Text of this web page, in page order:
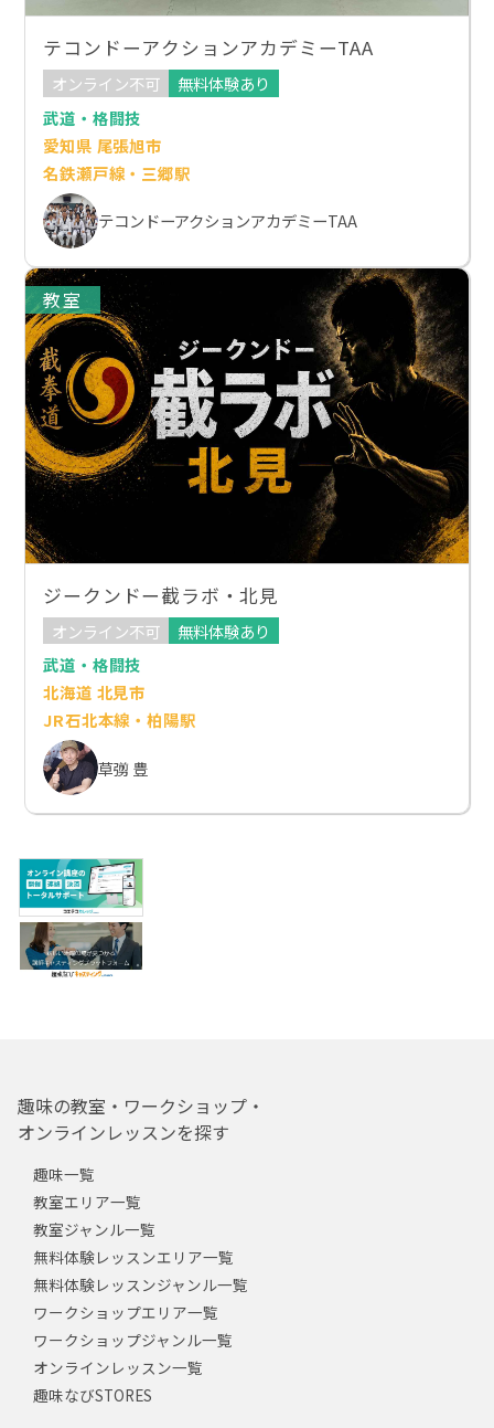
テコンドーアクションアカデミーTAA
オンライン不可
無料体験あり
武道・格闘技
愛知県 尾張旭市
名鉄瀬戸線・三郷駅
テコンドーアクションアカデミーTAA
教室
ジークンドー截ラボ・北見
オンライン不可
無料体験あり
武道・格闘技
北海道 北見市
JR石北本線・柏陽駅
草彅 豊
趣味の教室・ワークショップ・
オンラインレッスンを探す
趣味一覧
教室エリア一覧
教室ジャンル一覧
無料体験レッスンエリア一覧
無料体験レッスンジャンル一覧
ワークショップエリア一覧
ワークショップジャンル一覧
オンラインレッスン一覧
趣味なびSTORES